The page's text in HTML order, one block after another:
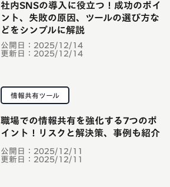
公開日： 2025/12/14
更新日： 2025/12/14
社内SNSの導入に役立つ！成功のポイ
ント、失敗の原因、ツールの選び方な
どをシンプルに解説
情報共有ツール
公開日： 2025/12/11
更新日： 2025/12/11
職場での情報共有を強化する7つのポ
イント！リスクと解決策、事例も紹介